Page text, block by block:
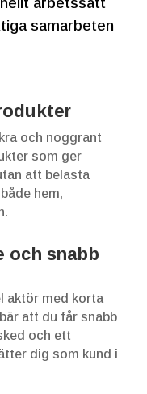
samarbeten
och noggrant
som ger
att belasta
hem,
och snabb
aktör med korta
att du får snabb
och ett
dig som kund i